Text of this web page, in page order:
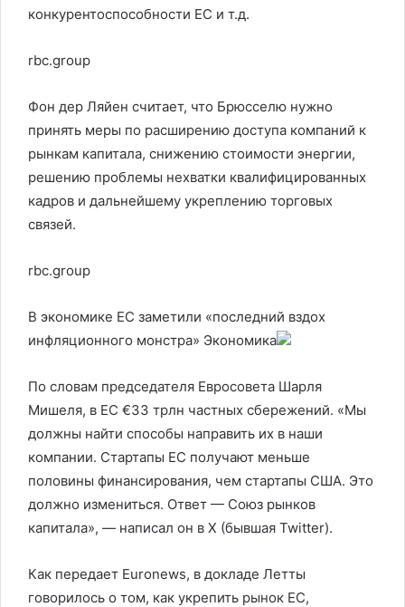
конкурентоспособности ЕС и т.д.
rbc.group
Фон дер Ляйен считает, что Брюсселю нужно
принять меры по расширению доступа компаний к
рынкам капитала, снижению стоимости энергии,
решению проблемы нехватки квалифицированных
кадров и дальнейшему укреплению торговых
связей.
rbc.group
В экономике ЕС заметили «последний вздох
инфляционного монстра» Экономика
По словам председателя Евросовета Шарля
Мишеля, в ЕС €33 трлн частных сбережений. «Мы
должны найти способы направить их в наши
компании. Стартапы ЕС получают меньше
половины финансирования, чем стартапы США. Это
должно измениться. Ответ — Союз рынков
капитала», — написал он в X (бывшая Twitter).
Как передает Euronews, в докладе Летты
говорилось о том, как укрепить рынок ЕС,